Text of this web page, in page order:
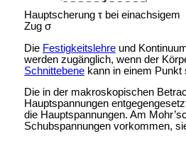
Hauptscherung τ bei einachsigem
Zug σ
Die Festigkeitslehreund
werden zugänglich, wenn der
Schnittebenekann in einem Punkt
Die in der makroskopischen
Hauptspannungen
die Hauptspannungen. Am
Schubspannungen vorkommen,